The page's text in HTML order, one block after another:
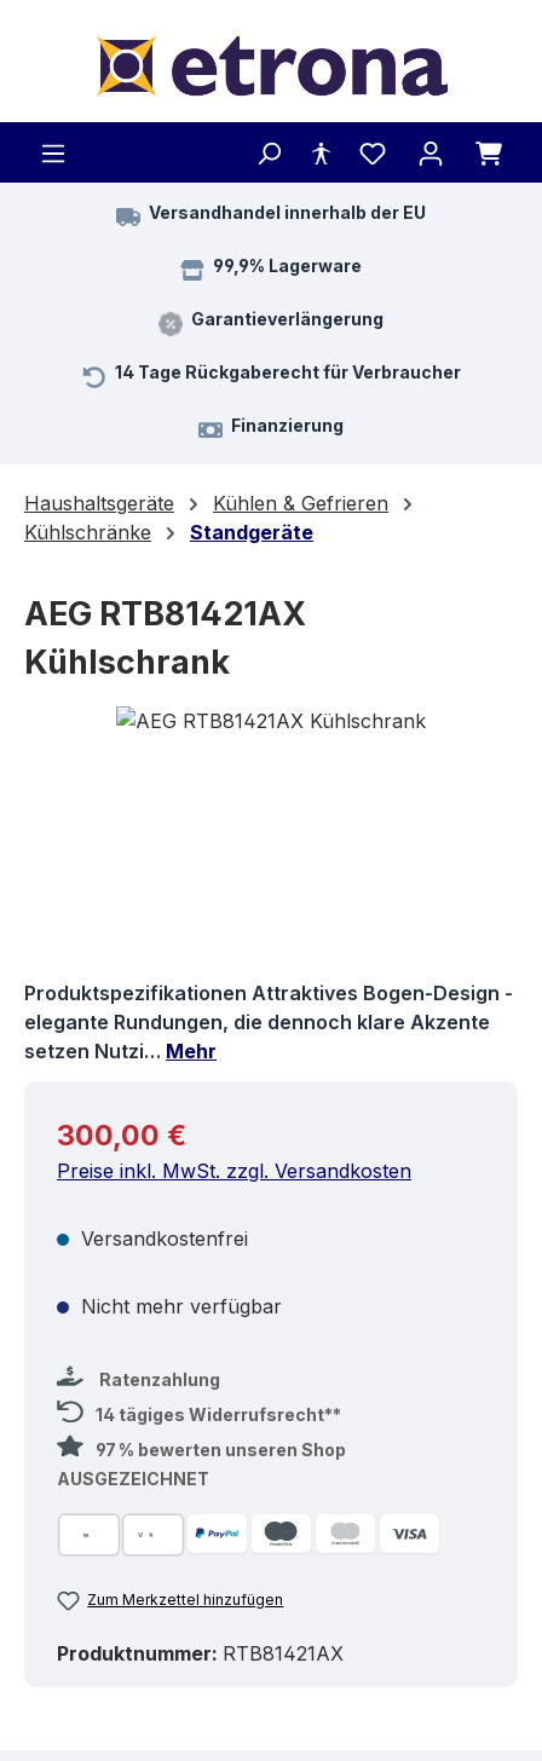
Versandhandel innerhalb der EU
99,9% Lagerware
Garantieverlängerung
14 Tage Rückgaberecht für Verbraucher
Finanzierung
Haushaltsgeräte
Kühlen & Gefrieren
Kühlschränke
Standgeräte
AEG RTB81421AX
Kühlschrank
Bildergalerie überspringen
Produktspezifikationen Attraktives Bogen-Design -
elegante Rundungen, die dennoch klare Akzente
setzen Nutzi… Mehr
Regulärer Preis:
300,00 €
Preise inkl. MwSt. zzgl. Versandkosten
Versandkostenfrei
Nicht mehr verfügbar
Ratenzahlung
14 tägiges Widerrufsrecht**
97 % bewerten unseren Shop
AUSGEZEICHNET
Zum Merkzettel hinzufügen
Produktnummer: RTB81421AX